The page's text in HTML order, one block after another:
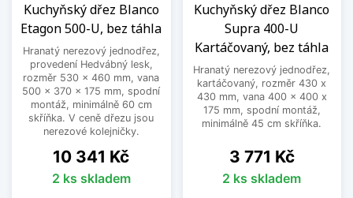
Kuchyňský dřez Blanco
Etagon 500-U, bez táhla
Hranatý nerezový jednodřez,
provedení Hedvábný lesk,
rozměr 530 x 460 mm, vana
500 x 370 x 175 mm, spodní
montáž, minimálně 60 cm
skříňka. V ceně dřezu jsou
nerezové kolejničky.
Cena
10 341 Kč
2 ks skladem
Kuchyňský dřez Blanco
Supra 400-U
Kartáčovaný, bez táhla
Hranatý nerezový jednodřez,
kartáčovaný, rozměr 430 x
430 mm, vana 400 x 400 x
175 mm, spodní montáž,
minimálně 45 cm skříňka.
Cena
3 771 Kč
2 ks skladem